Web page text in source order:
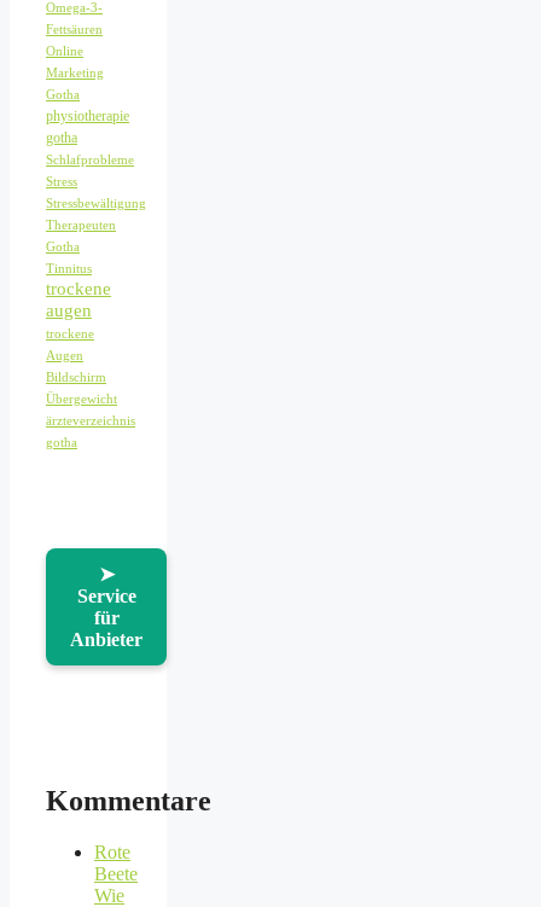
Omega-3-
Fettsäuren
Online
Marketing
Gotha
physiotherapie
gotha
Schlafprobleme
Stress
Stressbewältigung
Therapeuten
Gotha
Tinnitus
trockene
augen
trockene
Augen
Bildschirm
Übergewicht
ärzteverzeichnis
gotha
➤
Service
für
Anbieter
Kommentare
Rote
Beete
Wie